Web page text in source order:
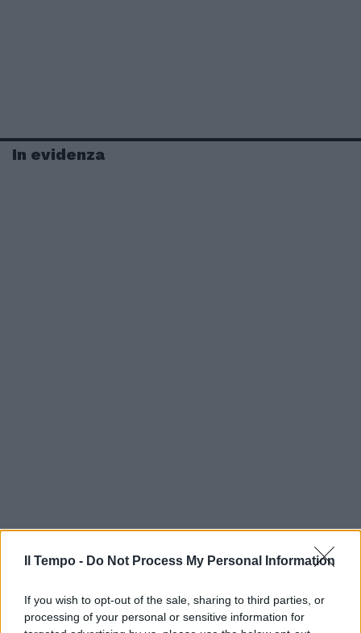
Il Tempo - Do Not Process My Personal Information
If you wish to opt-out of the sale, sharing to third parties, or
processing of your personal or sensitive information for
In evidenza